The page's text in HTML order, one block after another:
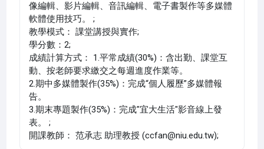
像編輯、影片編輯、音訊編輯、電子書製作等多媒體
軟體使用技巧。 ;
教學模式： 課堂講授與實作;
學分數：2;
成績計算方式： 1.平常成績(30%)：含出勤、課堂互
動、按老師要求繳交之每週進度作業等。
2.期中多媒體製作(35%)：完成“個人履歷”多媒體報
告。
3.期末專題製作(35%)：完成"宜大生活"影音線上發
表。 ;
開課教師： 范承志 助理教授 (ccfan@niu.edu.tw);